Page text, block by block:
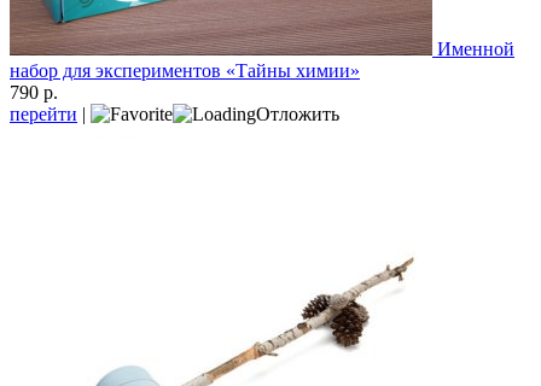
Именной
набор для экспериментов «Тайны химии»
790 р.
перейти | Отложить